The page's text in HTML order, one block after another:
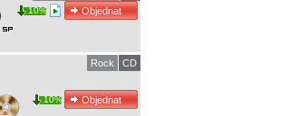
10%
CD
Rock
10%